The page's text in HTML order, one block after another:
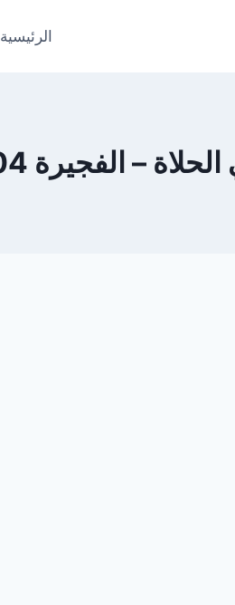
الرئيسية
0553690604